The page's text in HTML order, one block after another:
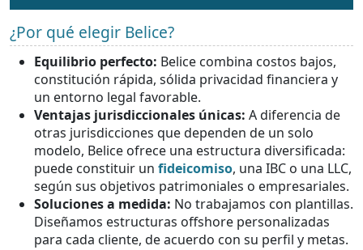
¿Por qué elegir Belice?
Equilibrio perfecto: Belice combina costos bajos,
constitución rápida, sólida privacidad financiera y
un entorno legal favorable.
Ventajas jurisdiccionales únicas: A diferencia de
otras jurisdicciones que dependen de un solo
modelo, Belice ofrece una estructura diversificada:
puede constituir un fideicomiso, una IBC o una LLC,
según sus objetivos patrimoniales o empresariales.
Soluciones a medida: No trabajamos con plantillas.
Diseñamos estructuras offshore personalizadas
para cada cliente, de acuerdo con su perfil y metas.